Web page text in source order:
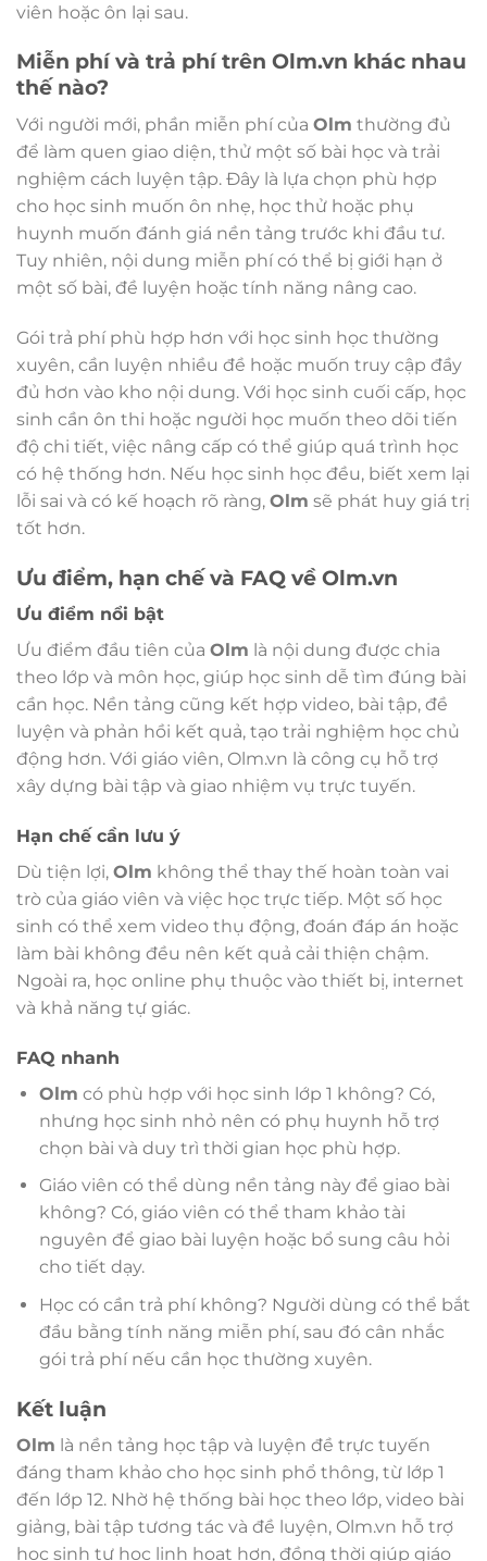
viên hoặc ôn lại sau.
Miễn phí và trả phí trên Olm.vn khác nhau
thế nào?
Với người mới, phần miễn phí của Olm thường đủ
để làm quen giao diện, thử một số bài học và trải
nghiệm cách luyện tập. Đây là lựa chọn phù hợp
cho học sinh muốn ôn nhẹ, học thử hoặc phụ
huynh muốn đánh giá nền tảng trước khi đầu tư.
Tuy nhiên, nội dung miễn phí có thể bị giới hạn ở
một số bài, đề luyện hoặc tính năng nâng cao.
Gói trả phí phù hợp hơn với học sinh học thường
xuyên, cần luyện nhiều đề hoặc muốn truy cập đầy
đủ hơn vào kho nội dung. Với học sinh cuối cấp, học
sinh cần ôn thi hoặc người học muốn theo dõi tiến
độ chi tiết, việc nâng cấp có thể giúp quá trình học
có hệ thống hơn. Nếu học sinh học đều, biết xem lại
lỗi sai và có kế hoạch rõ ràng, Olm sẽ phát huy giá trị
tốt hơn.
Ưu điểm, hạn chế và FAQ về Olm.vn
Ưu điểm nổi bật
Ưu điểm đầu tiên của Olm là nội dung được chia
theo lớp và môn học, giúp học sinh dễ tìm đúng bài
cần học. Nền tảng cũng kết hợp video, bài tập, đề
luyện và phản hồi kết quả, tạo trải nghiệm học chủ
động hơn. Với giáo viên, Olm.vn là công cụ hỗ trợ
xây dựng bài tập và giao nhiệm vụ trực tuyến.
Hạn chế cần lưu ý
Dù tiện lợi, Olm không thể thay thế hoàn toàn vai
trò của giáo viên và việc học trực tiếp. Một số học
sinh có thể xem video thụ động, đoán đáp án hoặc
làm bài không đều nên kết quả cải thiện chậm.
Ngoài ra, học online phụ thuộc vào thiết bị, internet
và khả năng tự giác.
FAQ nhanh
Olm có phù hợp với học sinh lớp 1 không? Có,
nhưng học sinh nhỏ nên có phụ huynh hỗ trợ
chọn bài và duy trì thời gian học phù hợp.
Giáo viên có thể dùng nền tảng này để giao bài
không? Có, giáo viên có thể tham khảo tài
nguyên để giao bài luyện hoặc bổ sung câu hỏi
cho tiết dạy.
Học có cần trả phí không? Người dùng có thể bắt
đầu bằng tính năng miễn phí, sau đó cân nhắc
gói trả phí nếu cần học thường xuyên.
Kết luận
Olm là nền tảng học tập và luyện đề trực tuyến
đáng tham khảo cho học sinh phổ thông, từ lớp 1
đến lớp 12. Nhờ hệ thống bài học theo lớp, video bài
giảng, bài tập tương tác và đề luyện, Olm.vn hỗ trợ
học sinh tự học linh hoạt hơn, đồng thời giúp giáo